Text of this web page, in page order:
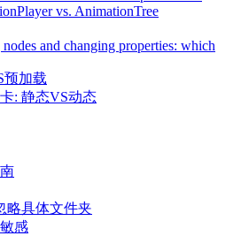
vs. AnimationTree
and changing properties: which
预加载
: 静态VS动态
略具体文件夹
感